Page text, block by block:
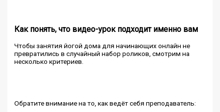
Как понять, что видео-урок подходит именно вам
Чтобы занятия йогой дома для начинающих онлайн не
превратились в случайный набор роликов, смотрим на
несколько критериев.
Обратите внимание на то, как ведёт себя преподаватель: